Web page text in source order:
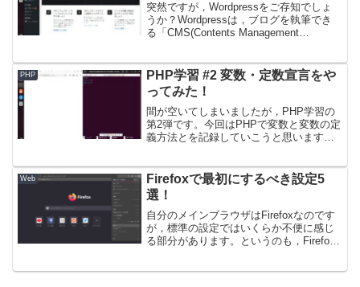
突然ですが，Wordpressをご存知でしょ
うか？Wordpressは，ブログを執筆でき
る「CMS(Contents Management
Wordpressの良いとこ...
PHP
PHP学習 #2 変数・定数宣言をや
ってみた！
間が空いてしまいましたが，PHP学習の
第2弾です。今回はPHPで変数と変数の定
義方法とを記録していこうと思います。
す。前回の記事もぜひご覧ください↓型に
つい...
Web
Firefoxで最初にするべき設定5
選！
自分のメインブラウザはFirefoxなのです
が，標準の設定ではいくらか不便に感じ
る部分があります。というのも，Firefox